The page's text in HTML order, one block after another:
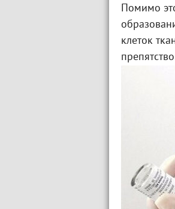
Помимо
клеток